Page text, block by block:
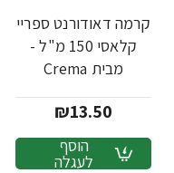
קרמה דאודורנט ספריי
קלאסי 150 מ"ל -
מבית Crema
₪13.50
הוסף
לעגלה